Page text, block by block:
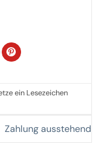
ein Lesezeichen
Zahlung ausstehend